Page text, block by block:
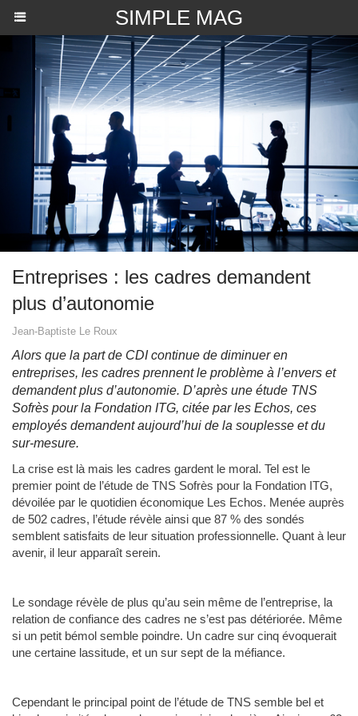
SIMPLE MAG
Entreprises : les cadres demandent
plus d’autonomie
Jean-Baptiste Le Roux
Alors que la part de CDI continue de diminuer en
entreprises, les cadres prennent le problème à l’envers et
demandent plus d’autonomie. D’après une étude TNS
Sofrès pour la Fondation ITG, citée par les Echos, ces
employés demandent aujourd’hui de la souplesse et du
sur-mesure.
La crise est là mais les cadres gardent le moral. Tel est le
premier point de l’étude de TNS Sofrès pour la Fondation ITG,
dévoilée par le quotidien économique Les Echos. Menée auprès
de 502 cadres, l’étude révèle ainsi que 87 % des sondés
semblent satisfaits de leur situation professionnelle. Quant à leur
avenir, il leur apparaît serein.
Le sondage révèle de plus qu’au sein même de l’entreprise, la
relation de confiance des cadres ne s’est pas détériorée. Même
si un petit bémol semble poindre. Un cadre sur cinq évoquerait
une certaine lassitude, et un sur sept de la méfiance.
Cependant le principal point de l’étude de TNS semble bel et